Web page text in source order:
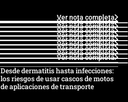
Ver nota completa
Ver nota completa
Ver nota completa
Ver nota completa
Ver nota completa
Ver nota completa
Ver nota completa
Ver nota completa
Ver nota completa
Ver nota completa
Desde dermatitis hasta infecciones:
los riesgos de usar cascos de motos
de aplicaciones de transporte